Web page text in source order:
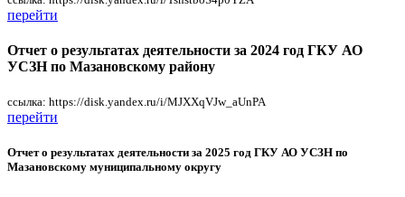
перейти
Отчет о результатах деятельности за 2024 год ГКУ АО
УСЗН по Мазановскому району
ссылка: https://disk.yandex.ru/i/MJXXqVJw_aUnPA
перейти
Отчет о результатах деятельности за 2025 год ГКУ АО УСЗН по
Мазановскому муниципальному округу